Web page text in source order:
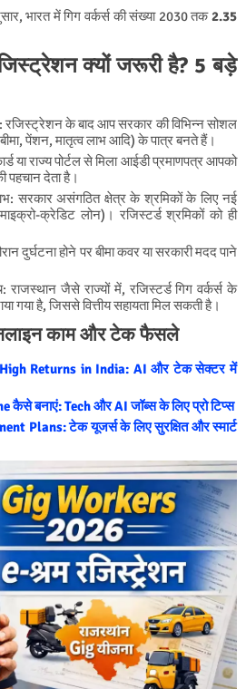
भारत में गिग वर्कर्स की संख्या 2030 तक2.35
क्यों जरूरी है? 5 बड़े
रजिस्ट्रेशन के बाद आप सरकार की विभिन्न सोशल
पेंशन, मातृत्व लाभ आदि) के पात्र बनते हैं।
या राज्य पोर्टल से मिला आईडी प्रमाणपत्र आपको
पहचान देता है।
सरकार असंगठित क्षेत्र के श्रमिकों के लिए नई
क्रेडिट लोन)। रजिस्टर्ड श्रमिकों को ही
दुर्घटना होने पर बीमा कवर या सरकारी मदद पाने
राजस्थान जैसे राज्यों में, रजिस्टर्ड गिग वर्कर्स के
है, जिससे वित्तीय सहायता मिल सकती है।
काम और टेक फैसले
Returns in India: AI और टेक सेक्टर में
कैसे बनाएं: Tech और AI जॉब्स के लिए प्रो टिप्स
Plans: टेक यूजर्स के लिए सुरक्षित और स्मार्ट